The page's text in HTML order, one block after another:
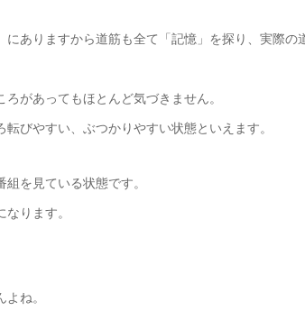
ありますから道筋も全て「記憶」を探り、実際の
があってもほとんど気づきません。
びやすい、ぶつかりやすい状態といえます。
を見ている状態です。
ります。
ね。